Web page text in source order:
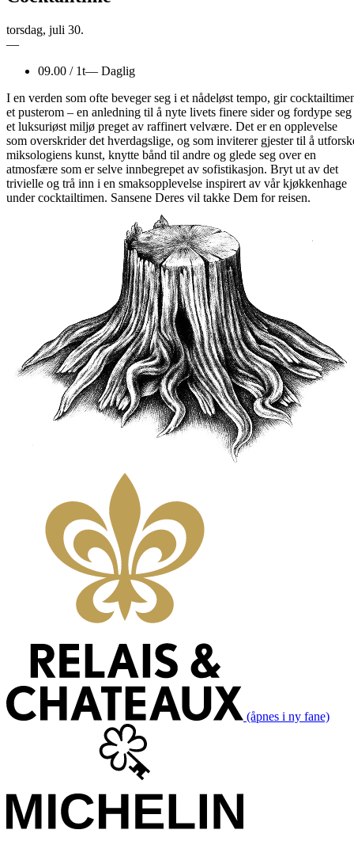
torsdag, juli 30.
—
09.00 / 1t— Daglig
I en verden som ofte beveger seg i et nådeløst tempo, gir
et pusterom – en anledning til å nyte livets finere sider og fordype
et luksuriøst miljø preget av raffinert velvære. Det er en opplevelse
som overskrider det hverdagslige, og som inviterer gjester til å
miksologiens kunst, knytte bånd til andre og glede seg over en
atmosfære som er selve innbegrepet av sofistikasjon. Bryt ut av det
trivielle og trå inn i en smaksopplevelse inspirert av vår kjøkkenhage
under cocktailtimen. Sansene Deres vil takke Dem for reisen.
(åpnes i ny fane)